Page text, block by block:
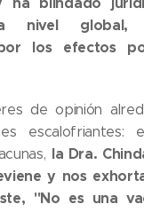
a nivel global,
los efectos
de opinión
la Dra.
y nos
"No es una